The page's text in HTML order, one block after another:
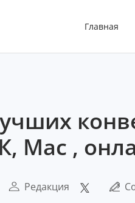
Главная
Mac ,
Редакция